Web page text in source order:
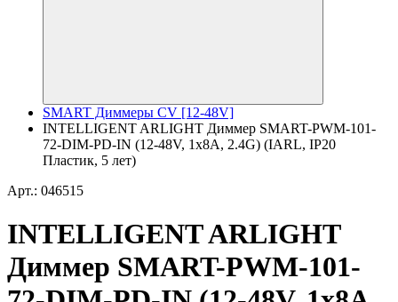
SMART Диммеры CV [12-48V]
INTELLIGENT ARLIGHT Диммер SMART-PWM-101-
72-DIM-PD-IN (12-48V, 1x8A, 2.4G) (IARL, IP20
Пластик, 5 лет)
Арт.: 046515
INTELLIGENT ARLIGHT
Диммер SMART-PWM-101-